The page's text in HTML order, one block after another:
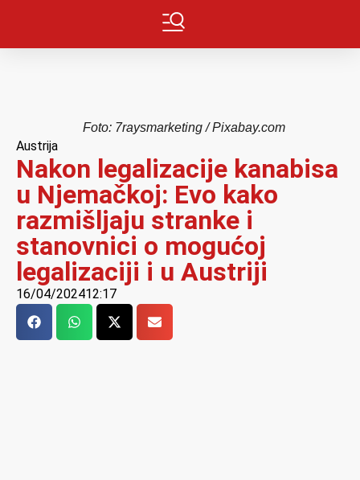
Foto: 7raysmarketing / Pixabay.com
Austrija
Nakon legalizacije kanabisa
u Njemačkoj: Evo kako
razmišljaju stranke i
stanovnici o mogućoj
legalizaciji i u Austriji
16/04/202412:17